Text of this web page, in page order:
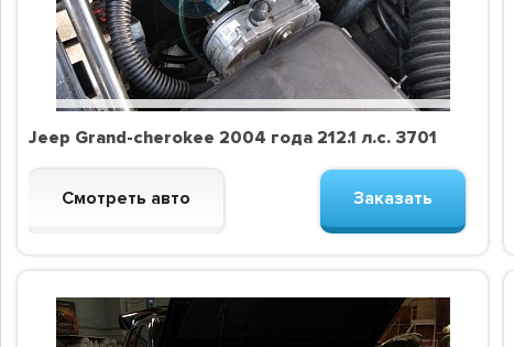
Jeep Grand-cherokee 2004 года 212.1 л.с. 3701
Смотреть авто Заказать